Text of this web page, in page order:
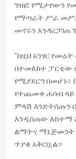
ገዝፎ የሚታየውን
የማጣራት ሥራ
መኖሩን እንዳረጋገጠ
“ከዚህ አንፃር
በተመለከተ ፓርቲው
የሚያደርግ በመሆኑ፣
የተጨመቀ ሐሳብ ላይ
ምላሽ እንድትሰጡን
እንዲሰጠው ለከተማ
ልማትና ማኔጅመንት
ጥያቄ አቅርቧል።